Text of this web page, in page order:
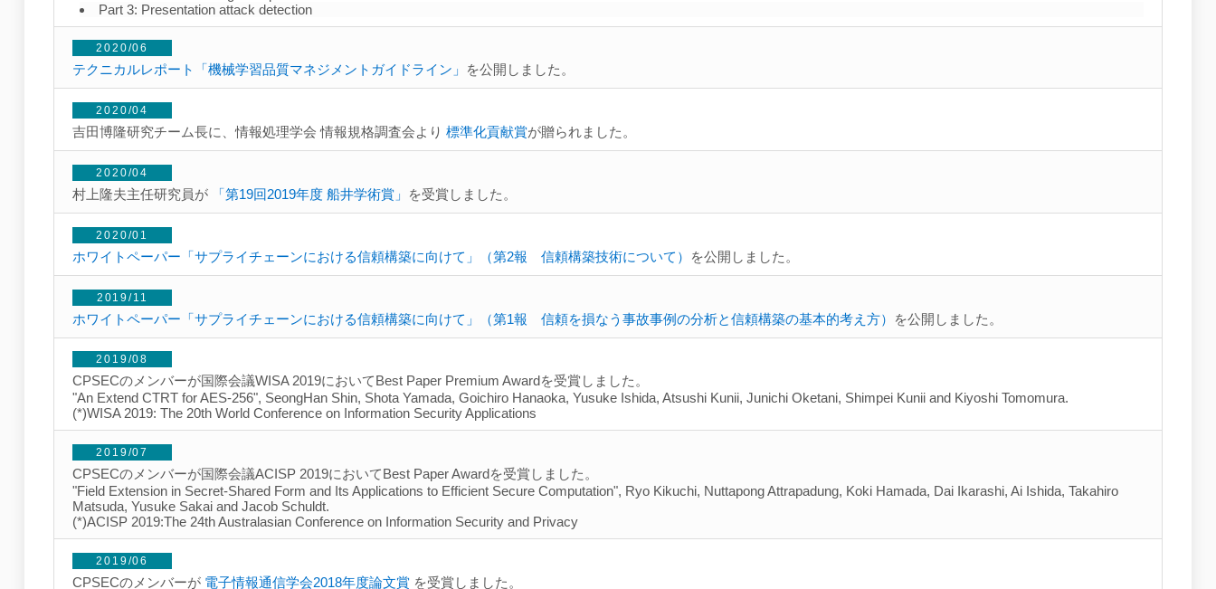
Part 3: Presentation attack detection
2020/06
テクニカルレポート「機械学習品質マネジメントガイドライン」 を公開しました。
2020/04
吉田博隆研究チーム長に、情報処理学会 情報規格調査会より標準化貢献賞が贈られました。
2020/04
村上隆夫主任研究員が 「第19回2019年度 船井学術賞」 を受賞しました。
2020/01
ホワイトペーパー「サプライチェーンにおける信頼構築に向けて」（第2報 信頼構築技術について） を公開しました。
2019/11
ホワイトペーパー「サプライチェーンにおける信頼構築に向けて」（第1報 信頼を損なう事故事例の分析と信頼構築の基本的考え方） を公開しました。
2019/08
CPSECのメンバーが国際会議WISA 2019においてBest Paper Premium Awardを受賞しました。
"An Extend CTRT for AES-256", SeongHan Shin, Shota Yamada, Goichiro Hanaoka, Yusuke Ishida, Atsushi Kunii, Junichi Oketani, Shimpei Kunii and Kiyoshi Tomomura.
(*)WISA 2019: The 20th World Conference on Information Security Applications
2019/07
CPSECのメンバーが国際会議ACISP 2019においてBest Paper Awardを受賞しました。
"Field Extension in Secret-Shared Form and Its Applications to Efficient Secure Computation", Ryo Kikuchi, Nuttapong Attrapadung, Koki Hamada, Dai Ikarashi, Ai Ishida, Takahiro
Matsuda, Yusuke Sakai and Jacob Schuldt.
(*)ACISP 2019:The 24th Australasian Conference on Information Security and Privacy
2019/06
CPSECのメンバーが 電子情報通信学会2018年度論文賞 を受賞しました。